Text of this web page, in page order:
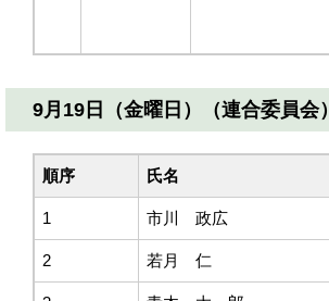
9月19日（金曜日）（連合委員会）
順序 氏名
1 市川 政広
2 若月 仁